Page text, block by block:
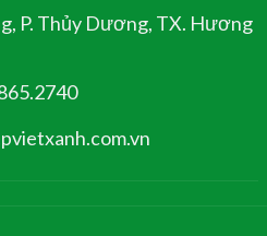
P. Thủy Dương, TX. Hương